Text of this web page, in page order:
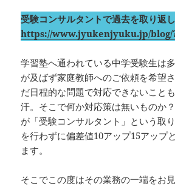
受験コンサルタントで過去を取り返
https://www.jyukenjyuku.jp/blog/
学習塾へ通われている中学受験生は
が及ばず家庭教師へのご依頼を希望
だ日程的な問題で対応できないこと
汗。そこで何か対応策は無いものか
が「受験コンサルタント」という取
を行わずに偏差値10アップ15アップ
ます。
そこでこの度はその業務の一端をお